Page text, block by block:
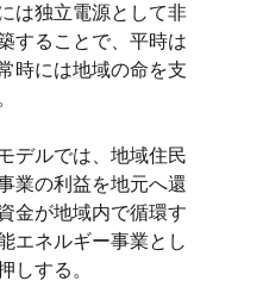
は独立電源として非
することで、平時は
時には地域の命を支
デルでは、地域住民
業の利益を地元へ還
金が地域内で循環す
エネルギー事業とし
しする。